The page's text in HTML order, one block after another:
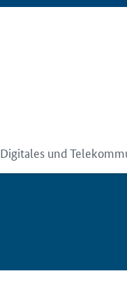
Digitales und